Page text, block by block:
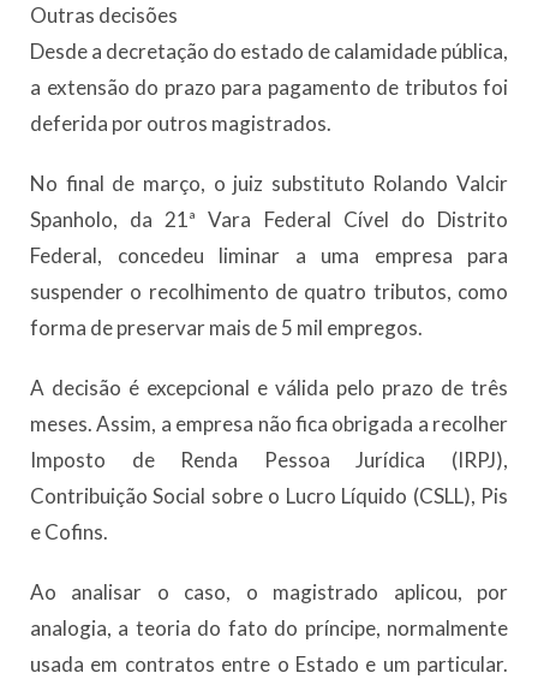
Outras decisões
Desde a decretação do estado de calamidade pública,
a extensão do prazo para pagamento de tributos foi
deferida por outros magistrados.
No final de março, o juiz substituto Rolando Valcir
Spanholo, da 21ª Vara Federal Cível do Distrito
Federal, concedeu liminar a uma empresa para
suspender o recolhimento de quatro tributos, como
forma de preservar mais de 5 mil empregos.
A decisão é excepcional e válida pelo prazo de três
meses. Assim, a empresa não fica obrigada a recolher
Imposto de Renda Pessoa Jurídica (IRPJ),
Contribuição Social sobre o Lucro Líquido (CSLL), Pis
e Cofins.
Ao analisar o caso, o magistrado aplicou, por
analogia, a teoria do fato do príncipe, normalmente
usada em contratos entre o Estado e um particular.